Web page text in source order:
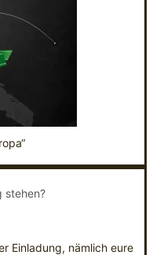
stehen?
Einladung, nämlich eure